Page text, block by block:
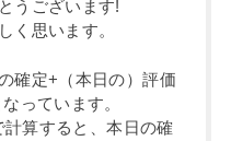
うございます!
く思います。
確定+（本日の）評価
っています。
算すると、本日の確